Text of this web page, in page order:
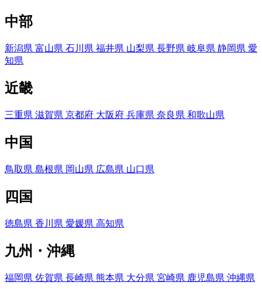
中部
新潟県 富山県 石川県 福井県 山梨県 長野県 岐阜県 静岡県 愛
知県
近畿
三重県 滋賀県 京都府 大阪府 兵庫県 奈良県 和歌山県
中国
鳥取県 島根県 岡山県 広島県 山口県
四国
徳島県 香川県 愛媛県 高知県
九州・沖縄
福岡県 佐賀県 長崎県 熊本県 大分県 宮崎県 鹿児島県 沖縄県